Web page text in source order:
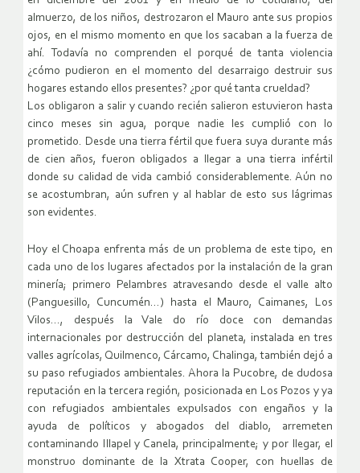
almuerzo, de los niños, destrozaron el Mauro ante sus propios
ojos, en el mismo momento en que los sacaban a la fuerza de
ahí. Todavía no comprenden el porqué de tanta violencia
¿cómo pudieron en el momento del desarraigo destruir sus
hogares estando ellos presentes? ¿por qué tanta crueldad?
Los obligaron a salir y cuando recién salieron estuvieron hasta
cinco meses sin agua, porque nadie les cumplió con lo
prometido. Desde una tierra fértil que fuera suya durante más
de cien años, fueron obligados a llegar a una tierra infértil
donde su calidad de vida cambió considerablemente. Aún no
se acostumbran, aún sufren y al hablar de esto sus lágrimas
son evidentes.
Hoy el Choapa enfrenta más de un problema de este tipo, en
cada uno de los lugares afectados por la instalación de la gran
minería; primero Pelambres atravesando desde el valle alto
(Panguesillo, Cuncumén…) hasta el Mauro, Caimanes, Los
Vilos…, después la Vale do río doce con demandas
internacionales por destrucción del planeta, instalada en tres
valles agrícolas, Quilmenco, Cárcamo, Chalinga, también dejó a
su paso refugiados ambientales. Ahora la Pucobre, de dudosa
reputación en la tercera región, posicionada en Los Pozos y ya
con refugiados ambientales expulsados con engaños y la
ayuda de políticos y abogados del diablo, arremeten
contaminando Illapel y Canela, principalmente; y por llegar, el
monstruo dominante de la Xtrata Cooper, con huellas de